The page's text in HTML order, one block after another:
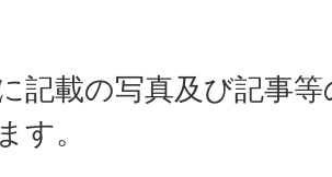
記載の写真及び記事
す。